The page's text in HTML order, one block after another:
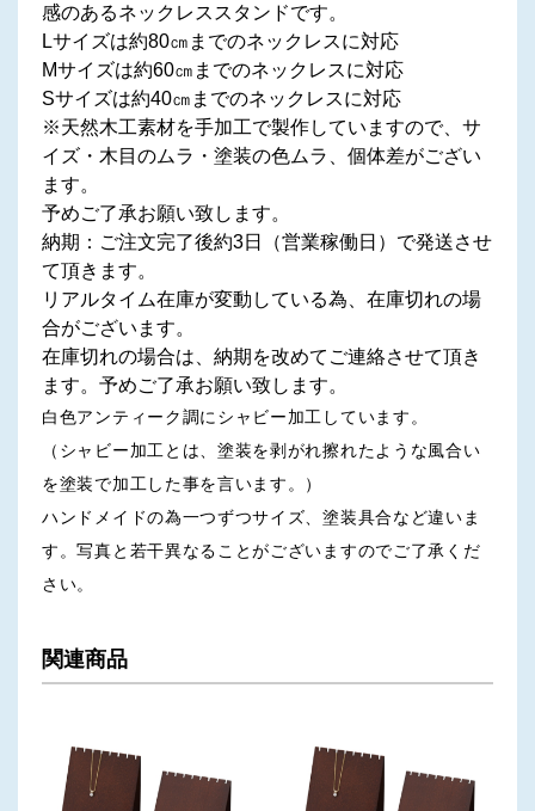
感のあるネックレススタンドです。
Lサイズは約80㎝までのネックレスに対応
Mサイズは約60㎝までのネックレスに対応
Sサイズは約40㎝までのネックレスに対応
※天然木工素材を手加工で製作していますので、サ
イズ・木目のムラ・塗装の色ムラ、個体差がござい
ます。
予めご了承お願い致します。
納期：ご注文完了後約3日（営業稼働日）で発送させ
て頂きます。
リアルタイム在庫が変動している為、在庫切れの場
合がございます。
在庫切れの場合は、納期を改めてご連絡させて頂き
ます。予めご了承お願い致します。
白色アンティーク調にシャビー加工しています。
（シャビー加工とは、塗装を剥がれ擦れたような風合い
を塗装で加工した事を言います。）
ハンドメイドの為一つずつサイズ、塗装具合など違いま
す。写真と若干異なることがございますのでご了承くだ
さい。
関連商品